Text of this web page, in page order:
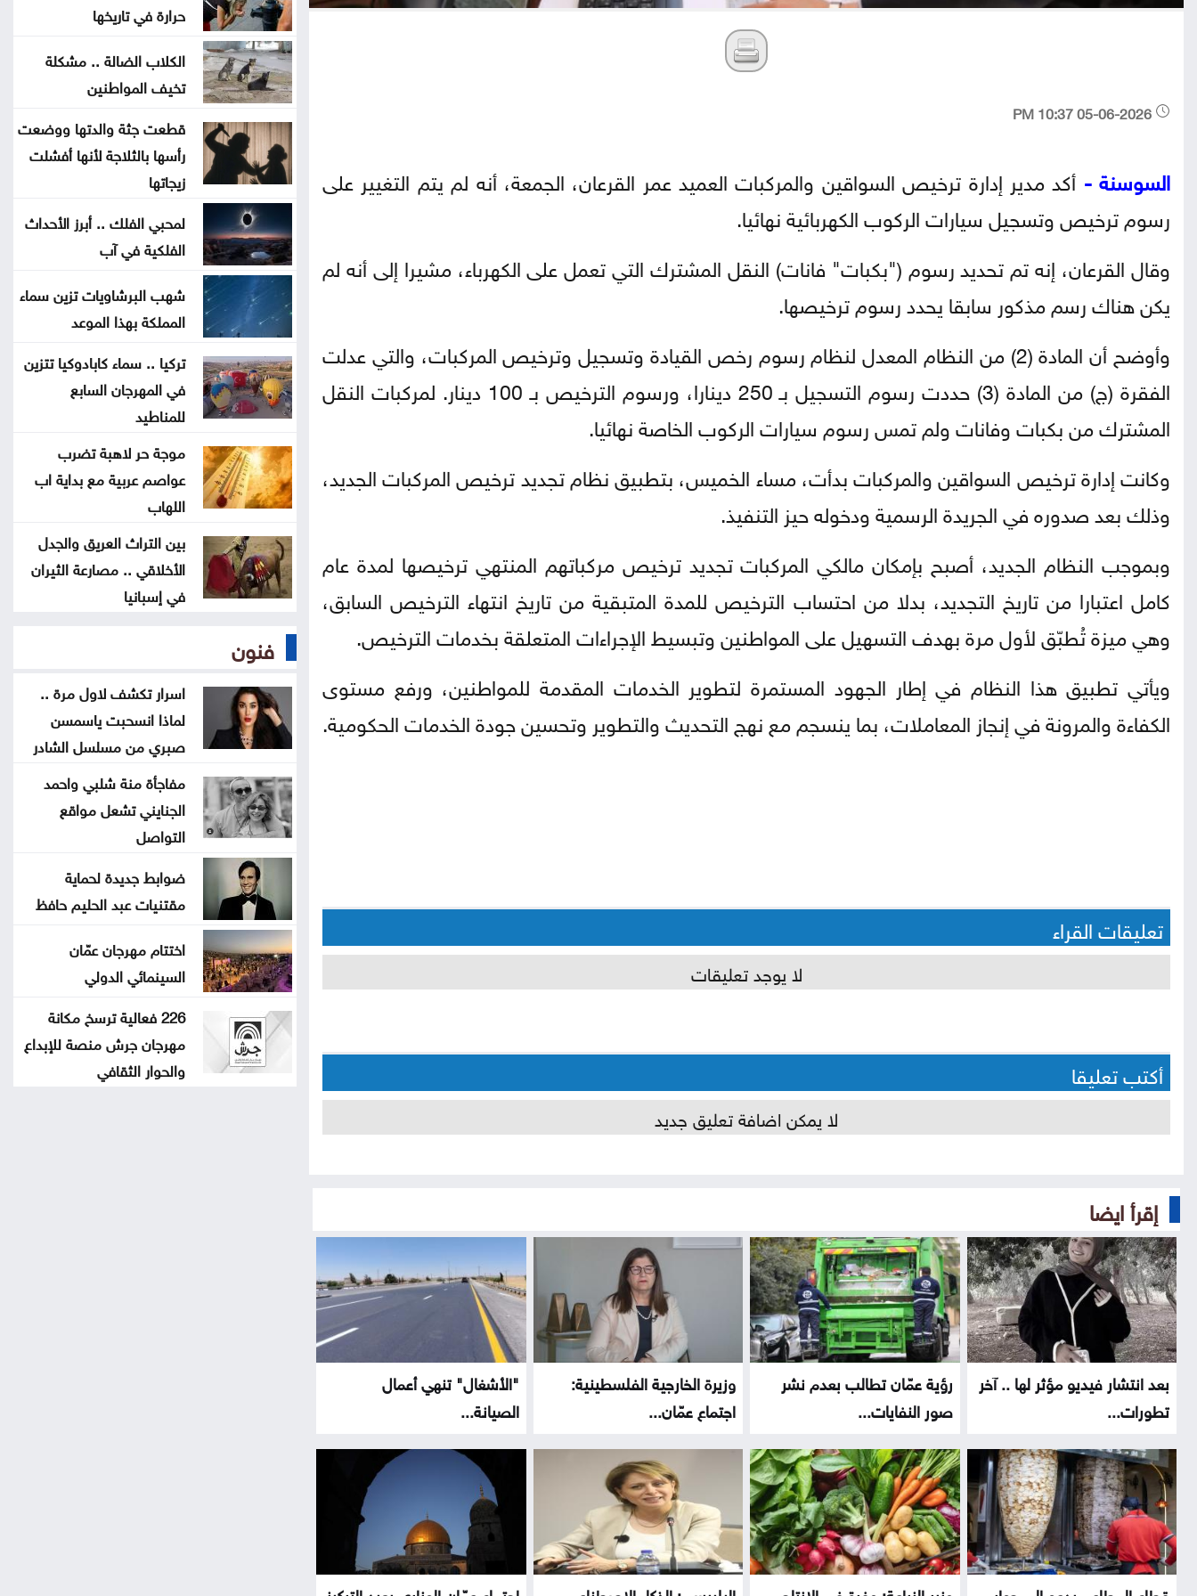
السوسنة - أكد مدير إدارة ترخيص السواقين والمركبات العميد عمر القرعان، الجمعة، أنه لم يتم التغيير على
رسوم ترخيص وتسجيل سيارات الركوب الكهربائية نهائيا.
وقال القرعان، إنه تم تحديد رسوم ("بكبات" فانات) النقل المشترك التي تعمل على الكهرباء، مشيرا إلى أنه لم
يكن هناك رسم مذكور سابقا يحدد رسوم ترخيصها.
وأوضح أن المادة (2) من النظام المعدل لنظام رسوم رخص القيادة وتسجيل وترخيص المركبات، والتي عدلت
الفقرة (ج) من المادة (3) حددت رسوم التسجيل بـ 250 دينارا، ورسوم الترخيص بـ 100 دينار. لمركبات النقل
المشترك من بكبات وفانات ولم تمس رسوم سيارات الركوب الخاصة نهائيا.
وكانت إدارة ترخيص السواقين والمركبات بدأت، مساء الخميس، بتطبيق نظام تجديد ترخيص المركبات الجديد،
وذلك بعد صدوره في الجريدة الرسمية ودخوله حيز التنفيذ.
وبموجب النظام الجديد، أصبح بإمكان مالكي المركبات تجديد ترخيص مركباتهم المنتهي ترخيصها لمدة عام
كامل اعتبارا من تاريخ التجديد، بدلا من احتساب الترخيص للمدة المتبقية من تاريخ انتهاء الترخيص السابق،
وهي ميزة تُطبّق لأول مرة بهدف التسهيل على المواطنين وتبسيط الإجراءات المتعلقة بخدمات الترخيص.
ويأتي تطبيق هذا النظام في إطار الجهود المستمرة لتطوير الخدمات المقدمة للمواطنين، ورفع مستوى
الكفاءة والمرونة في إنجاز المعاملات، بما ينسجم مع نهج التحديث والتطوير وتحسين جودة الخدمات الحكومية.
تعليقات القراء
لا يوجد تعليقات
أكتب تعليقا
لا يمكن اضافة تعليق جديد
إقرأ ايضا
بعد انتشار فيديو مؤثر لها .. آخر
تطورات...
رؤية عمّان تطالب بعدم نشر
صور النفايات...
وزيرة الخارجية الفلسطينية:
اجتماع عمّان...
"الأشغال" تنهي أعمال
الصيانة...
نجاحٍ جديدة
تفشي إيبولا في الكونغو: زيارة مدير
منظمة الصحة العالمية
المغرب .. تواصل إخماد حرائق غابة
صفرو بعد التهامها 120 هكتارا
اسرار تكشف لاول مرة .. لماذا
انسحبت ياسمسن صبري من مسلسل
الشادر
اجتماع رباعي في عمّان يبحث الأمن
الإقليمي والممرات المائية
تطورات قضية نور برغل
رؤية عمّان تطالب بعدم نشر صور
النفايات المتراكمة دون تفاصيل
مفاجأة منة شلبي واحمد الجنايني
ويتجاوز اخرين ؟ سر يحير العلماء
حرارة في تاريخها
الكلاب الضالة .. مشكلة
تخيف المواطنين
قطعت جثة والدتها ووضعت
رأسها بالثلاجة لأنها أفشلت
زيجاتها
لمحبي الفلك .. أبرز الأحداث
الفلكية في آب
شهب البرشاويات تزين سماء
المملكة بهذا الموعد
تركيا .. سماء كابادوكيا تتزين
في المهرجان السابع
للمناطيد
موجة حر لاهبة تضرب
عواصم عربية مع بداية اب
اللهاب
بين التراث العريق والجدل
الأخلاقي .. مصارعة الثيران
في إسبانيا
فنون
اسرار تكشف لاول مرة ..
لماذا انسحبت ياسمسن
صبري من مسلسل الشادر
مفاجأة منة شلبي واحمد
الجنايني تشعل مواقع
التواصل
ضوابط جديدة لحماية
مقتنيات عبد الحليم حافظ
اختتام مهرجان عمّان
السينمائي الدولي
226 فعالية ترسخ مكانة
مهرجان جرش منصة للإبداع
والحوار الثقافي